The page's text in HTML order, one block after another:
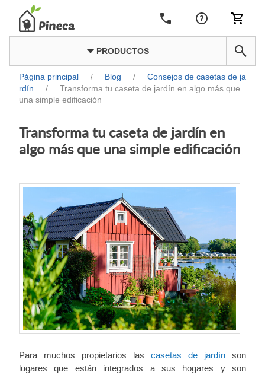
PRODUCTOS
Página principal / Blog /
Consejos de casetas de ja
rdín
/
Transforma tu caseta de jardín en algo más que
una simple edificación
Transforma tu caseta de jardín en
algo más que una simple edificación
Para muchos propietarios las casetas de jardín son
lugares que están integrados a sus hogares y son